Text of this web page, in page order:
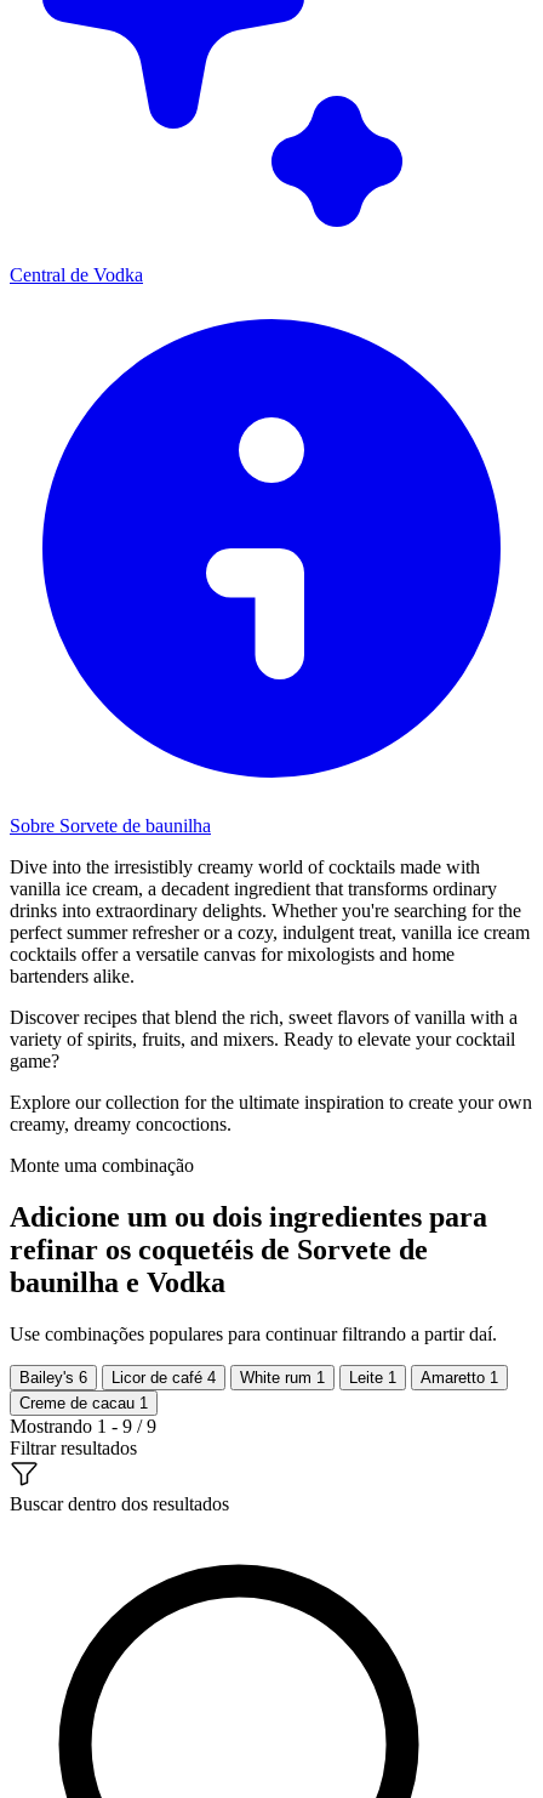
Central de Vodka
Sobre Sorvete de baunilha
Dive into the irresistibly creamy world of cocktails made with
vanilla ice cream, a decadent ingredient that transforms ordinary
drinks into extraordinary delights. Whether you're searching for the
perfect summer refresher or a cozy, indulgent treat, vanilla ice cream
cocktails offer a versatile canvas for mixologists and home
bartenders alike.
Discover recipes that blend the rich, sweet flavors of vanilla with a
variety of spirits, fruits, and mixers. Ready to elevate your cocktail
game?
Explore our collection for the ultimate inspiration to create your own
creamy, dreamy concoctions.
Monte uma combinação
Adicione um ou dois ingredientes para
refinar os coquetéis de Sorvete de
baunilha e Vodka
Use combinações populares para continuar filtrando a partir daí.
Bailey's 6 Licor de café 4 White rum 1 Leite 1 Amaretto 1
Creme de cacau 1
Mostrando 1 - 9 / 9
Filtrar resultados
Buscar dentro dos resultados